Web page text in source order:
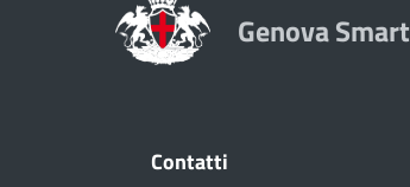
Genova Smart
Contatti